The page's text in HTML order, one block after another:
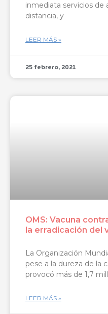
inmediata servicios de
distancia, y
LEER MÁS »
25 febrero, 2021
OMS: Vacuna
la erradicación del
La Organización
pese a la dureza de la
provocó más de 1,7
LEER MÁS »